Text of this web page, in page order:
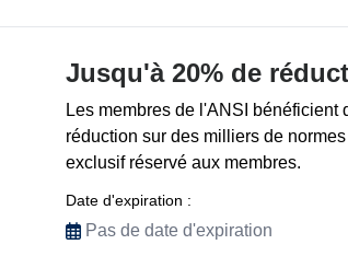
Jusqu'à 20% de
Les membres de l'ANSI bénéficient
réduction sur des milliers de
exclusif réservé aux membres.
Date d'expiration :
Pas de date d'expiration